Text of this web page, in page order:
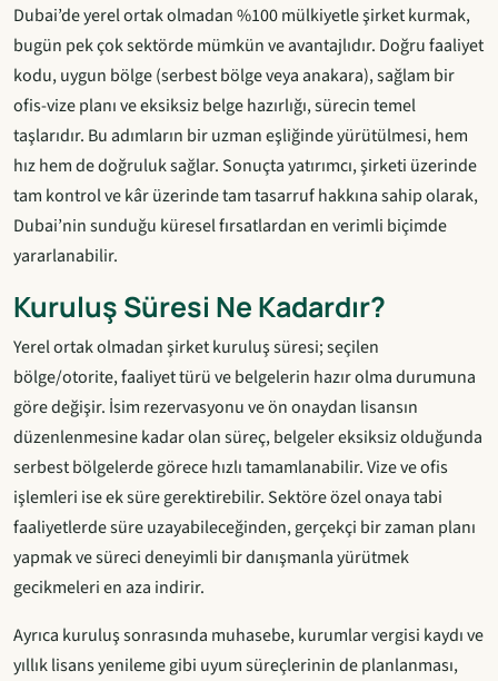
Dubai’de yerel ortak olmadan %100 mülkiyetle şirket kurmak,
bugün pek çok sektörde mümkün ve avantajlıdır. Doğru faaliyet
kodu, uygun bölge (serbest bölge veya anakara), sağlam bir
ofis-vize planı ve eksiksiz belge hazırlığı, sürecin temel
taşlarıdır. Bu adımların bir uzman eşliğinde yürütülmesi, hem
hız hem de doğruluk sağlar. Sonuçta yatırımcı, şirketi üzerinde
tam kontrol ve kâr üzerinde tam tasarruf hakkına sahip olarak,
Dubai’nin sunduğu küresel fırsatlardan en verimli biçimde
yararlanabilir.
Kuruluş Süresi Ne Kadardır?
Yerel ortak olmadan şirket kuruluş süresi; seçilen
bölge/otorite, faaliyet türü ve belgelerin hazır olma durumuna
göre değişir. İsim rezervasyonu ve ön onaydan lisansın
düzenlenmesine kadar olan süreç, belgeler eksiksiz olduğunda
serbest bölgelerde görece hızlı tamamlanabilir. Vize ve ofis
işlemleri ise ek süre gerektirebilir. Sektöre özel onaya tabi
faaliyetlerde süre uzayabileceğinden, gerçekçi bir zaman planı
yapmak ve süreci deneyimli bir danışmanla yürütmek
gecikmeleri en aza indirir.
Ayrıca kuruluş sonrasında muhasebe, kurumlar vergisi kaydı ve
yıllık lisans yenileme gibi uyum süreçlerinin de planlanması,